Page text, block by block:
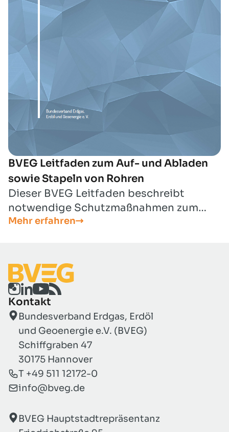
BVEG Leitfaden zum Auf- und Abladen
sowie Stapeln von Rohren
Dieser BVEG Leitfaden beschreibt
notwendige Schutzmaßnahmen zum
Auf- und Abladen, für das Stapeln von
dar.
Mehr erfahren
Kontakt
Bundesverband Erdgas, Erdöl
und Geoenergie e.V. (BVEG)
Schiffgraben 47
30175 Hannover
T +49 511 12172-0
info@bveg.de
BVEG Hauptstadtrepräsentanz